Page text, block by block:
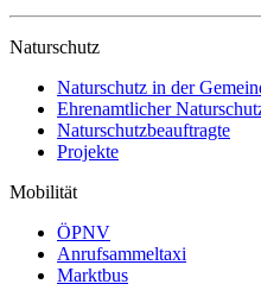
Naturschutz
Naturschutz in der
Ehrenamtlicher
Naturschutzbeauftragte
Projekte
Mobilität
ÖPNV
Anrufsammeltaxi
Marktbus